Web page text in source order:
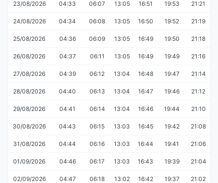
23/08/2026 04:33 06:07 13:05 16:51 19:53 21:21
24/08/2026 04:34 06:08 13:05 16:50 19:52 21:19
25/08/2026 04:36 06:09 13:05 16:49 19:50 21:18
26/08/2026 04:37 06:11 13:05 16:49 19:49 21:16
27/08/2026 04:39 06:12 13:04 16:48 19:47 21:14
28/08/2026 04:40 06:13 13:04 16:47 19:46 21:12
29/08/2026 04:41 06:14 13:04 16:46 19:44 21:10
30/08/2026 04:43 06:15 13:03 16:45 19:42 21:08
31/08/2026 04:44 06:16 13:03 16:44 19:41 21:06
01/09/2026 04:46 06:17 13:03 16:43 19:39 21:04
02/09/2026 04:47 06:18 13:02 16:42 19:37 21:02